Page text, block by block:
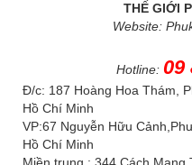
THẾ GIỚI
Website:
Hotline: 09
Đ/c: 187 Hoàng Hoa Thám,
Hồ Chí Minh
VP:67 Nguyễn Hữu
Hồ Chí Minh